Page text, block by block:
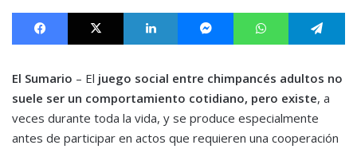
Facebook X LinkedIn MessengerWhatsApp
El Sumario – El juego social entre chimpancés adultos no
suele ser un comportamiento cotidiano, pero existe, a
veces durante toda la vida, y se produce especialmente
antes de participar en actos que requieren una cooperación